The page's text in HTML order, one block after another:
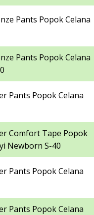
Pants Popok Celana
Pants Popok Celana
Pants Popok Celana
Comfort Tape Popok
Newborn S-40
Pants Popok Celana
Pants Popok Celana